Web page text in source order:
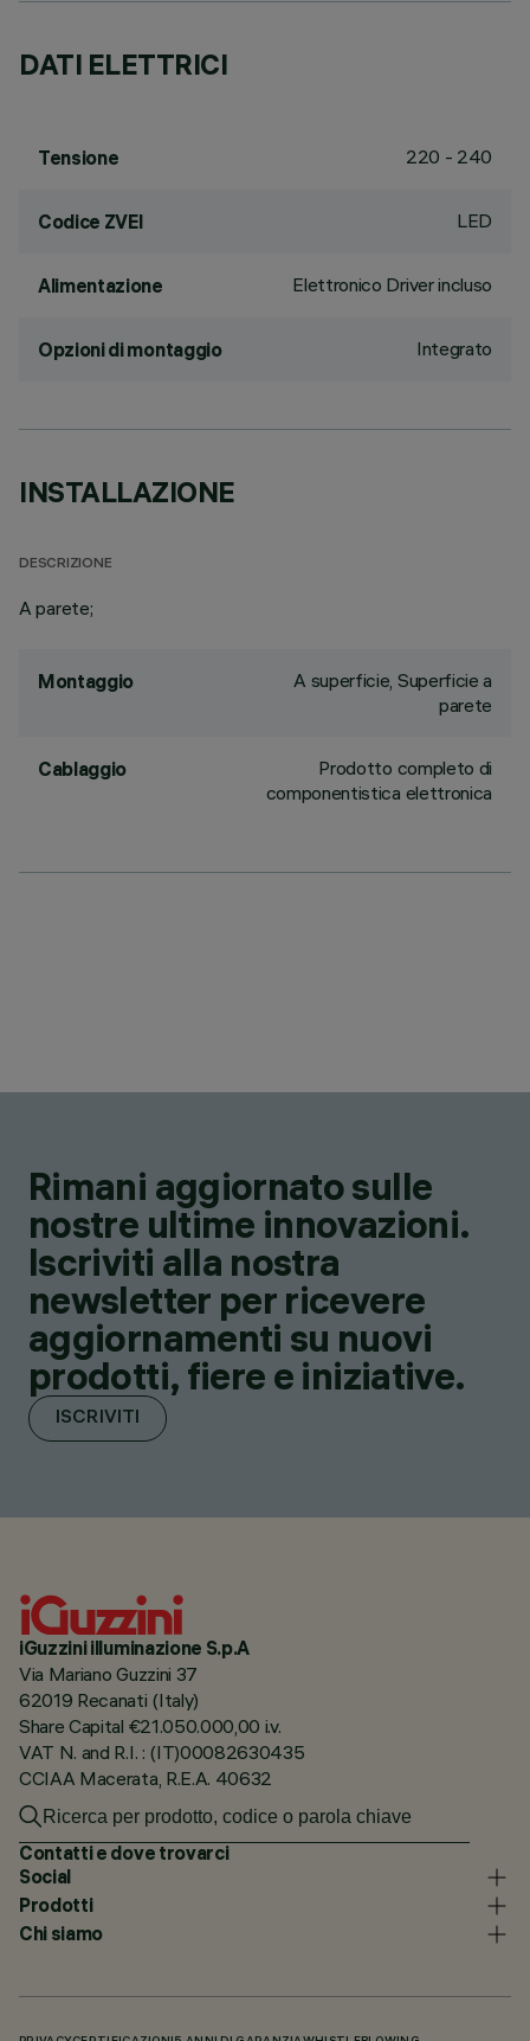
DATI ELETTRICI
Tensione 220 - 240
Codice ZVEI LED
Alimentazione Elettronico Driver incluso
Opzioni di montaggio Integrato
INSTALLAZIONE
DESCRIZIONE
A parete;
Montaggio
A superficie, Superficie a
parete
Cablaggio
Prodotto completo di
componentistica elettronica
Rimani aggiornato sulle
nostre ultime innovazioni.
Iscriviti alla nostra
newsletter per ricevere
aggiornamenti su nuovi
prodotti, fiere e iniziative.
ISCRIVITI
iGuzzini illuminazione S.p.A
Via Mariano Guzzini 37
62019 Recanati (Italy)
Share Capital €21.050.000,00 i.v.
VAT N. and R.I. : (IT)00082630435
CCIAA Macerata, R.E.A. 40632
Contatti e dove trovarci
Social
Prodotti
Chi siamo